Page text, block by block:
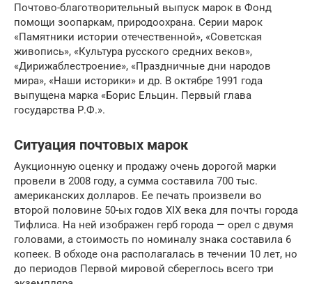
Почтово-благотворительный выпуск марок в Фонд
помощи зоопаркам, природоохрана. Серии марок
«Памятники истории отечественной», «Советская
живопись», «Культура русского средних веков»,
«Дирижаблестроение», «Праздничные дни народов
мира», «Наши историки» и др. В октябре 1991 года
выпущена марка «Борис Ельцин. Первый глава
государства Р.Ф.».
Ситуация почтовых марок
Аукционную оценку и продажу очень дорогой марки
провели в 2008 году, а сумма составила 700 тыс.
американских долларов. Ее печать произвели во
второй половине 50-ых годов XIX века для почты города
Тифлиса. На ней изображен герб города — орел с двумя
головами, а стоимость по номиналу знака составила 6
копеек. В обходе она располагалась в течении 10 лет, но
до периодов Первой мировой сбереглось всего три